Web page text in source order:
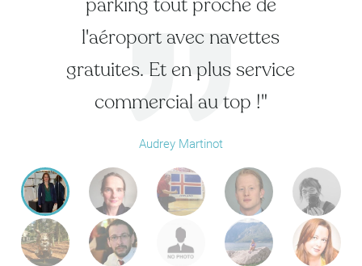
l'aéroport avec navettes
gratuites. Et en plus service
commercial au top !"
Audrey Martinot